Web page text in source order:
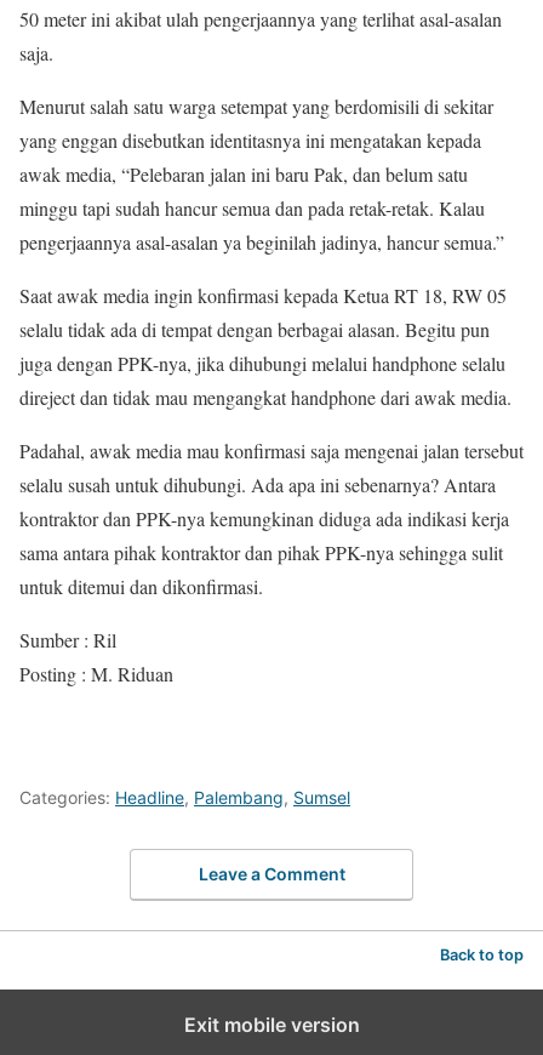
50 meter ini akibat ulah pengerjaannya yang terlihat asal-asalan
saja.
Menurut salah satu warga setempat yang berdomisili di sekitar
yang enggan disebutkan identitasnya ini mengatakan kepada
awak media, “Pelebaran jalan ini baru Pak, dan belum satu
minggu tapi sudah hancur semua dan pada retak-retak. Kalau
pengerjaannya asal-asalan ya beginilah jadinya, hancur semua.”
Saat awak media ingin konfirmasi kepada Ketua RT 18, RW 05
selalu tidak ada di tempat dengan berbagai alasan. Begitu pun
juga dengan PPK-nya, jika dihubungi melalui handphone selalu
direject dan tidak mau mengangkat handphone dari awak media.
Padahal, awak media mau konfirmasi saja mengenai jalan tersebut
selalu susah untuk dihubungi. Ada apa ini sebenarnya? Antara
kontraktor dan PPK-nya kemungkinan diduga ada indikasi kerja
sama antara pihak kontraktor dan pihak PPK-nya sehingga sulit
untuk ditemui dan dikonfirmasi.
Sumber : Ril
Posting : M. Riduan
Categories: Headline, Palembang, Sumsel
Leave a Comment
Back to top
Exit mobile version